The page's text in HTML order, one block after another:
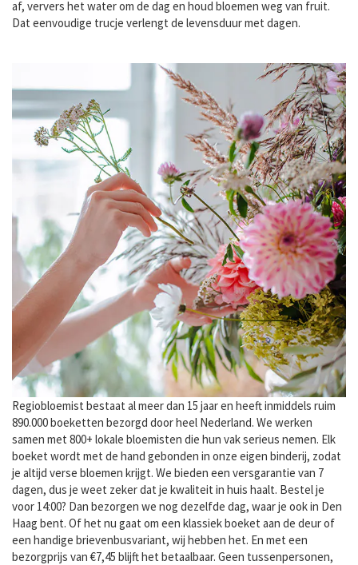
af, ververs het water om de dag en houd bloemen weg van fruit.
Dat eenvoudige trucje verlengt de levensduur met dagen.
Regiobloemist bestaat al meer dan 15 jaar en heeft inmiddels ruim
890.000 boeketten bezorgd door heel Nederland. We werken
samen met 800+ lokale bloemisten die hun vak serieus nemen. Elk
boeket wordt met de hand gebonden in onze eigen binderij, zodat
je altijd verse bloemen krijgt. We bieden een versgarantie van 7
dagen, dus je weet zeker dat je kwaliteit in huis haalt. Bestel je
voor 14:00? Dan bezorgen we nog dezelfde dag, waar je ook in Den
Haag bent. Of het nu gaat om een klassiek boeket aan de deur of
een handige brievenbusvariant, wij hebben het. En met een
bezorgprijs van €7,45 blijft het betaalbaar. Geen tussenpersonen,